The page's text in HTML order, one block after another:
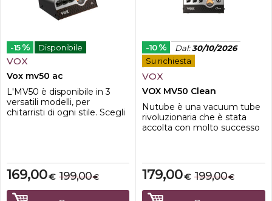
-15 % Disponibile
VOX
Vox mv50 ac
L'MV50 è disponibile in 3
versatili modelli, per
chitarristi di ogni stile. Scegli
distintivo Crunch di un VOX
AC30Dato che la testata
MV50 è anche provvista di
output di linea/cuffie, può
€
169,00 €
199,00
-10 % Dal:30/10/2026
Su richiesta
VOX
VOX MV50 Clean
Nutube è una vacuum tube
rivoluzionaria che è stata
accolta con molto successo
MV50 incorpora la Nutube e
fornisce un vero suono
valvolare. Gli ingegneri
€
179,00 €
199,00